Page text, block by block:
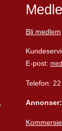
Bli medlem
E-post:
Telefon:
Annonser: